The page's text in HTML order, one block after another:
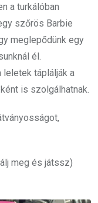
a turkálóban
szőrös Barbie
meglepődünk egy
él.
leletek táplálják a
is szolgálhatnak.
meg és játssz)